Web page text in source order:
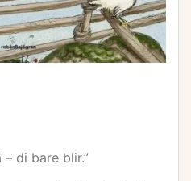
di bare blir.”